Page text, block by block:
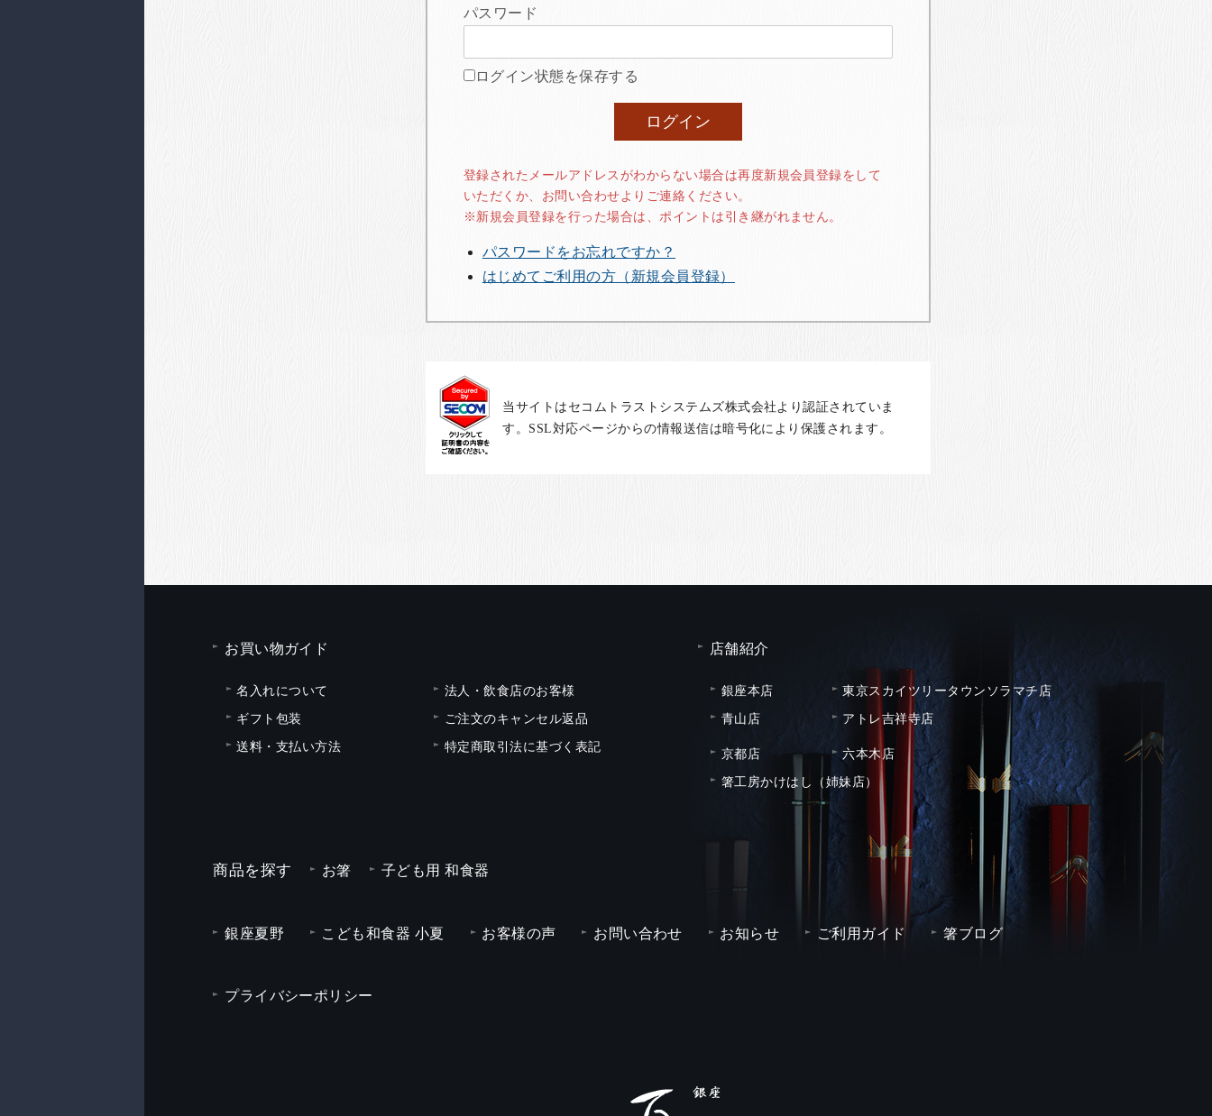
パスワード
ログイン状態を保存する
登録されたメールアドレスがわからない場合は再度新規会員登録をして
いただくか、お問い合わせよりご連絡ください。
※新規会員登録を行った場合は、ポイントは引き継がれません。
パスワードをお忘れですか？
はじめてご利用の方（新規会員登録）
当サイトはセコムトラストシステムズ株式会社より認証されていま
す。SSL対応ページからの情報送信は暗号化により保護されます。
お買い物ガイド
名入れについて
法人・飲食店のお客様
ギフト包装
ご注文のキャンセル返品
送料・支払い方法
特定商取引法に基づく表記
店舗紹介
銀座本店
東京スカイツリータウンソラマチ店
青山店
アトレ吉祥寺店
京都店
六本木店
箸工房かけはし（姉妹店）
商品を探す お箸 子ども用 和食器
銀座夏野 こども和食器 小夏 お客様の声 お問い合わせ お知らせ ご利用ガイド 箸ブログ
プライバシーポリシー